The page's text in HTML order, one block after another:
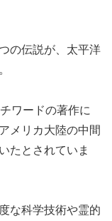
の伝説が、太平洋
ワードの著作に
メリカ大陸の中間
たとされていま
な科学技術や霊的